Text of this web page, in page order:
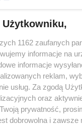
Użytkowniku,
1162 zaufanych
informacje na
informacje
reklam,
usług. Za zgodą
oraz
prywatność,
dobrowolna i